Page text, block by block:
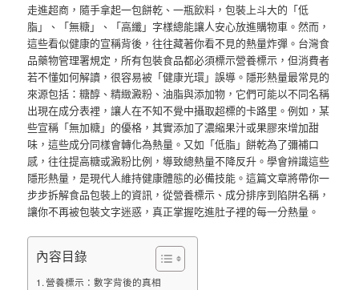
走進超商，隨手拿起一包餅乾、一瓶飲料，包裝上斗大的「低
脂」、「無糖」、「高纖」字樣總能讓人安心放進購物車。然而，
這些看似健康的宣稱背後，往往藏著你看不見的熱量炸彈。台灣食
品藥物管理署規定，所有包裝食品都必須標示營養標示，但消費者
若不懂如何解讀，很容易被「健康光環」誤導。隱形熱量最常見的
來源包括：糖醇、精緻澱粉、油脂與添加物，它們可能以不同名稱
出現在成分表裡，讓人在不知不覺中攝取超標的卡路里。例如，某
些宣稱「無加糖」的優格，其實添加了濃縮果汁或果膠來增加甜
味，這些成分同樣會轉化為熱量。又如「低脂」餅乾為了彌補口
感，往往提高糖或澱粉比例，導致總熱量不降反升。學會辨識這些
隱形熱量，是現代人維持健康體態的必備技能。這篇文章將帶你一
步步拆解食品包裝上的資訊，從營養標示、成分排序到陷阱名稱，
讓你不再被包裝文字迷惑，真正掌握吃進肚子裡的每一分熱量。
內容目錄
營養標示：數字背後的真相